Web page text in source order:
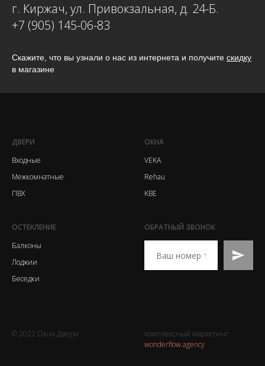
г. Киржач, ул. Привокзальная, д. 24-Б.
+7 (905) 145-06-83
Скажите, что вы узнали о нас из интернета и получите скидку
в магазине
ДВЕРИ
Входные
Межкомнатные
ПВХ
ОКНА
VEKA
Rehau
KBE
ОСТЕКЛЕНИЕ
Балконы
Лоджии
Беседки
ОБРАТНЫЙ ЗВОНОК
© 2022 Окна Двери
комплексный маркетинг:
wonderflow.agency